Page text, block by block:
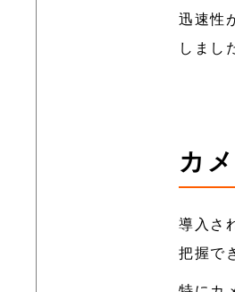
迅速性
しまし
カ
導入さ
把握で